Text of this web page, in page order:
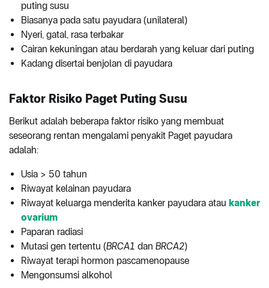
puting susu
Biasanya pada satu payudara (unilateral)
Nyeri, gatal, rasa terbakar
Cairan kekuningan atau berdarah yang keluar dari puting
Kadang disertai benjolan di payudara
Faktor Risiko Paget Puting Susu
Berikut adalah beberapa faktor risiko yang membuat
seseorang rentan mengalami penyakit Paget payudara
adalah:
Usia > 50 tahun
Riwayat kelainan payudara
Riwayat keluarga menderita kanker payudara atau kanker
ovarium
Paparan radiasi
Mutasi gen tertentu (BRCA1 dan BRCA2)
Riwayat terapi hormon pascamenopause
Mengonsumsi alkohol